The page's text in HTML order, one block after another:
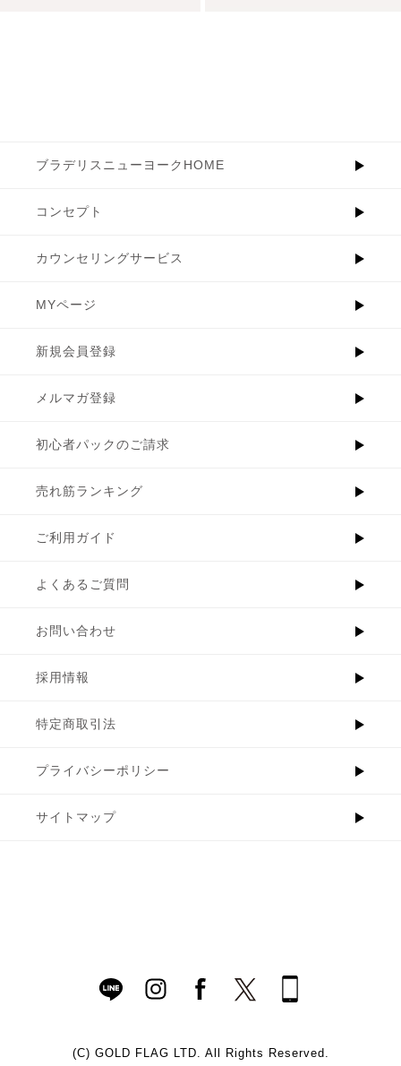
ブラデリスニューヨークHOME
コンセプト
カウンセリングサービス
MYページ
新規会員登録
メルマガ登録
初心者パックのご請求
売れ筋ランキング
ご利用ガイド
よくあるご質問
お問い合わせ
採用情報
特定商取引法
プライバシーポリシー
サイトマップ
(C) GOLD FLAG LTD. All Rights Reserved.